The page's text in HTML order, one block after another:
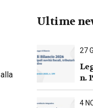
Ultime
27
n.
4